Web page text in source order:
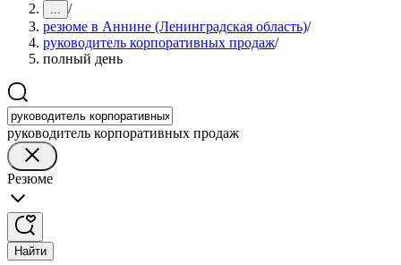
... /
резюме в Аннине (Ленинградская область)/
руководитель корпоративных продаж/
полный день
руководитель корпоративных продаж
Резюме
Найти